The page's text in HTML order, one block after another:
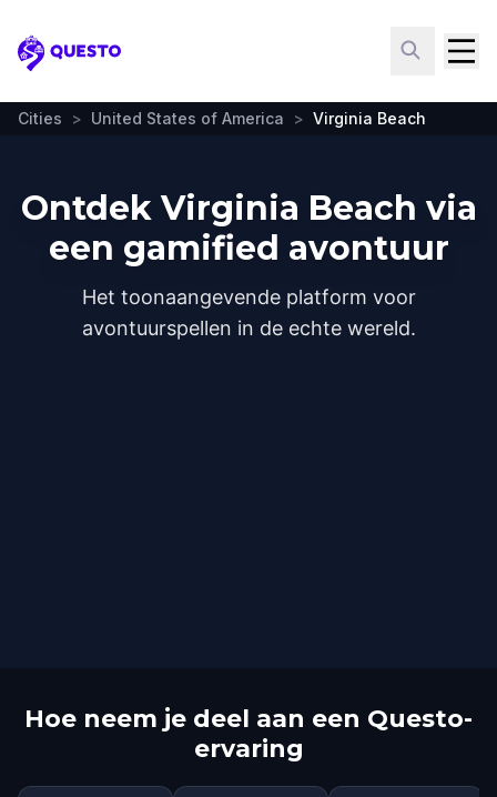
Questo
Cities > United States of America > Virginia Beach
Ontdek Virginia Beach via
een gamified avontuur
Het toonaangevende platform voor
avontuurspellen in de echte wereld.
Hoe neem je deel aan een Questo-
ervaring